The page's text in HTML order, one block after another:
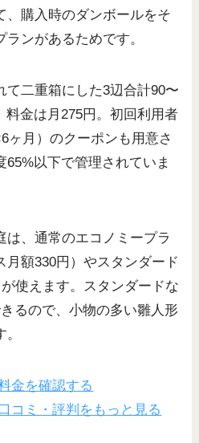
、購入時のダンボールをそ
ンがあるためです。
て二重箱にした3辺合計90〜
料金は月275円。初回利用者
ヶ月）のクーポンも用意さ
以下で管理されていま
は、通常のエコノミープラ
月額330円）やスタンダード
使えます。スタンダードな
るので、小物の多い雛人形
金を確認する
コミ・評判をもっと見る